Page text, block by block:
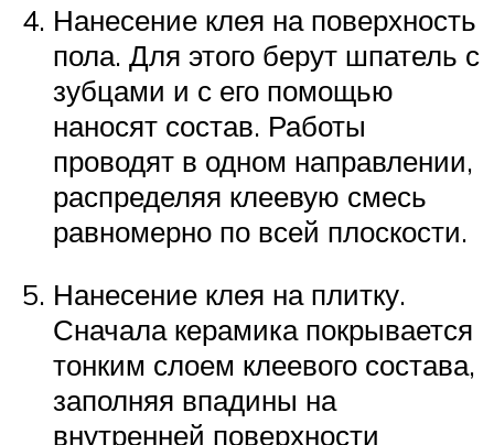
Нанесение клея на поверхность
пола. Для этого берут шпатель с
зубцами и с его помощью
наносят состав. Работы
проводят в одном направлении,
распределяя клеевую смесь
равномерно по всей плоскости.
Нанесение клея на плитку.
Сначала керамика покрывается
тонким слоем клеевого состава,
заполняя впадины на
внутренней поверхности